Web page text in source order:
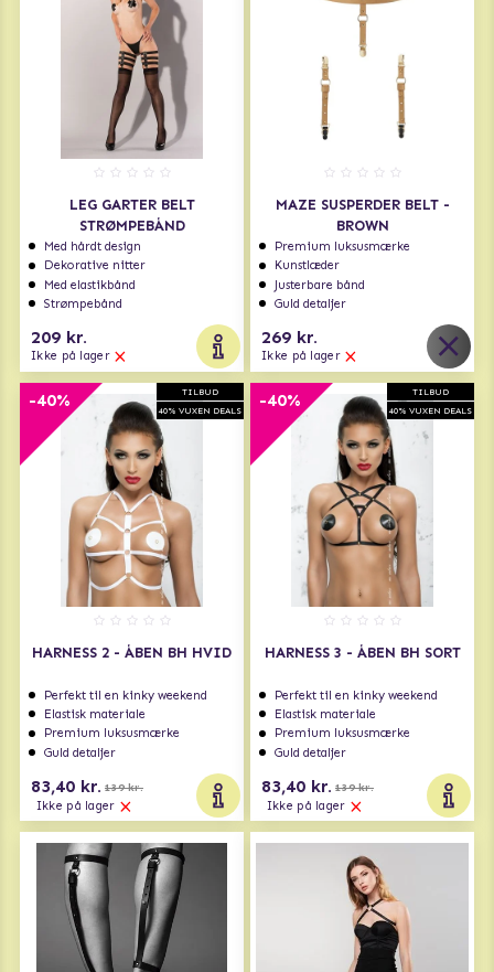
LEG GARTER BELT
STRØMPEBÅND
Med hårdt design
Dekorative nitter
Med elastikbånd
Strømpebånd
209 kr.
Ikke på lager
MAZE SUSPERDER BELT -
BROWN
Premium luksusmærke
Kunstlæder
Justerbare bånd
Guld detaljer
269 kr.
Ikke på lager
TILBUD
40% VUXEN DEALS
-40%
HARNESS 2 - ÅBEN BH HVID
Perfekt til en kinky weekend
Elastisk materiale
Premium luksusmærke
Guld detaljer
83,40 kr. 139 kr.
Ikke på lager
TILBUD
40% VUXEN DEALS
-40%
HARNESS 3 - ÅBEN BH SORT
Perfekt til en kinky weekend
Elastisk materiale
Premium luksusmærke
Guld detaljer
83,40 kr. 139 kr.
Ikke på lager